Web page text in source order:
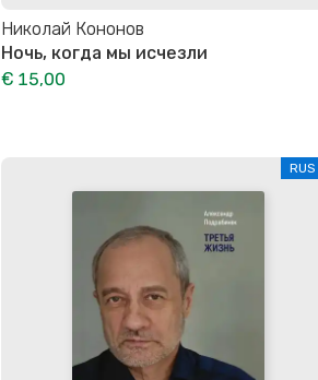
Николай Кононов
Ночь, когда мы исчезли
€ 15,00
RUS